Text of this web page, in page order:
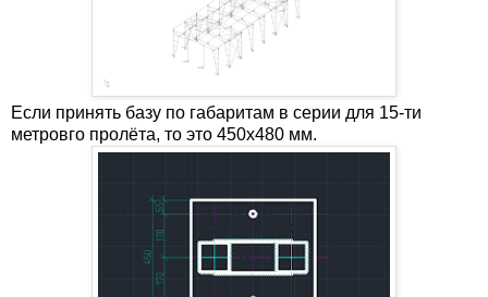
Если принять базу по габаритам в серии для 15-ти
метровго пролёта, то это 450х480 мм.